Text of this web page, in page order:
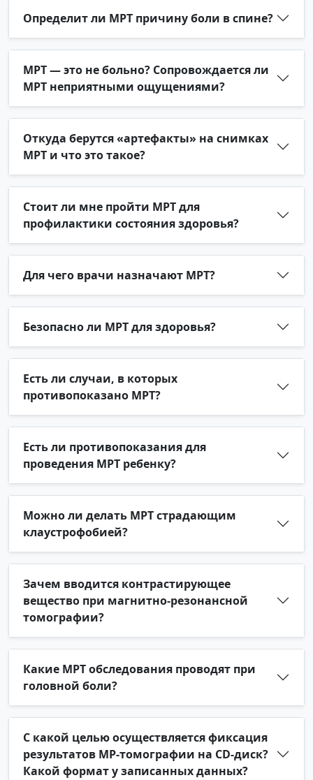
Определит ли МРТ причину боли в спине?
МРТ — это не больно? Сопровождается ли
МРТ неприятными ощущениями?
Откуда берутся «артефакты» на снимках
МРТ и что это такое?
Стоит ли мне пройти МРТ для
профилактики состояния здоровья?
Для чего врачи назначают МРТ?
Безопасно ли МРТ для здоровья?
Есть ли случаи, в которых
противопоказано МРТ?
Есть ли противопоказания для
проведения МРТ ребенку?
Можно ли делать МРТ страдающим
клаустрофобией?
Зачем вводится контрастирующее
вещество при магнитно-резонансной
томографии?
Какие МРТ обследования проводят при
головной боли?
С какой целью осуществляется фиксация
результатов МР-томографии на CD-диск?
Какой формат у записанных данных?